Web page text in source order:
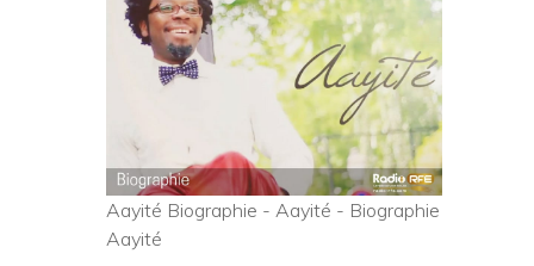
Aayité Biographie - Aayité - Biographie
Aayité